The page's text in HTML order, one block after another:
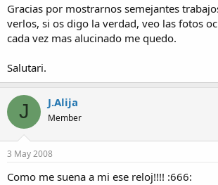
Gracias por mostrarnos semejantes
verlos, si os digo la verdad, veo las fotos
cada vez mas alucinado me quedo.
Salutari.
J J.Alija
Member
3 May 2008
Como me suena a mi ese reloj!!!! :666: